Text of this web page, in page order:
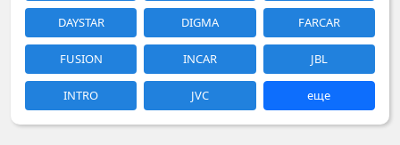
DAYSTAR DIGMA FARCAR
FUSION INCAR JBL
INTRO JVC еще